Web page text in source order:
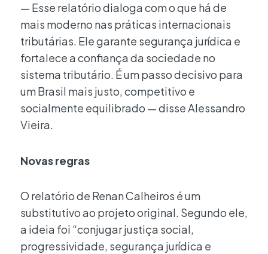
— Esse relatório dialoga com o que há de
mais moderno nas práticas internacionais
tributárias. Ele garante segurança jurídica e
fortalece a confiança da sociedade no
sistema tributário. É um passo decisivo para
um Brasil mais justo, competitivo e
socialmente equilibrado — disse Alessandro
Vieira.
Novas regras
O relatório de Renan Calheiros é um
substitutivo ao projeto original. Segundo ele,
a ideia foi “conjugar justiça social,
progressividade, segurança jurídica e